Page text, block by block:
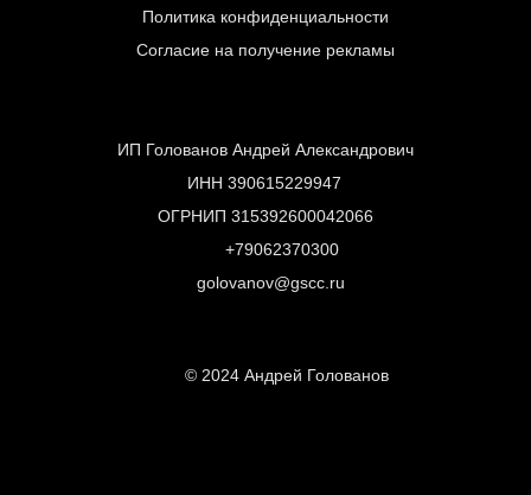
ИП Голованов Андрей Александрович
ИНН 390615229947
ОГРНИП 315392600042066
golovanov@gscc.ru
© 2024 Андрей Голованов
+79062370300
Политика конфиденциальности
Согласие на получение рекламы